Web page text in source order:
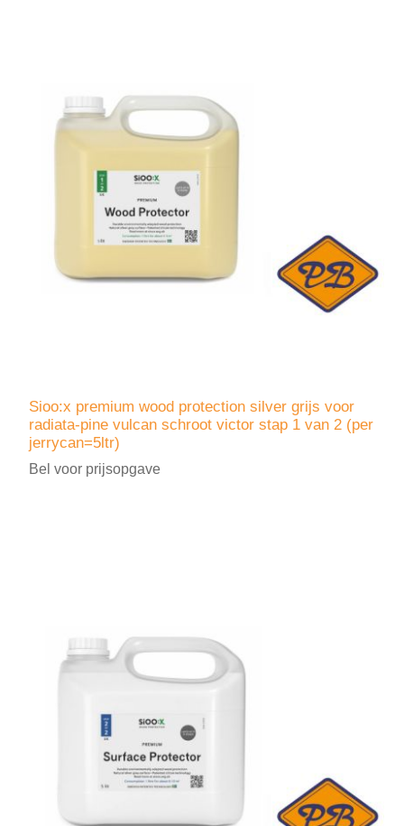
Sioo:x premium wood protection silver grijs voor
radiata-pine vulcan schroot victor stap 1 van 2 (per
jerrycan=5ltr)
Bel voor prijsopgave